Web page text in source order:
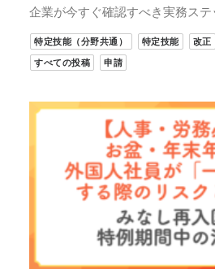
企業が今すぐ確認すべき実務ス
特定技能（分野共通） 特定技能 改正
すべての投稿
申請